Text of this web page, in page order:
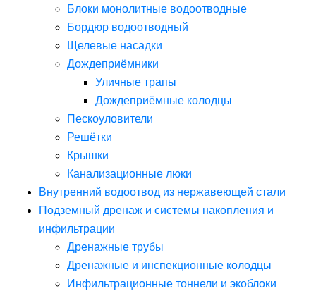
Блоки монолитные водоотводные
Бордюр водоотводный
Щелевые насадки
Дождеприёмники
Уличные трапы
Дождеприёмные колодцы
Пескоуловители
Решётки
Крышки
Канализационные люки
Внутренний водоотвод из нержавеющей стали
Подземный дренаж и системы накопления и
инфильтрации
Дренажные трубы
Дренажные и инспекционные колодцы
Инфильтрационные тоннели и экоблоки